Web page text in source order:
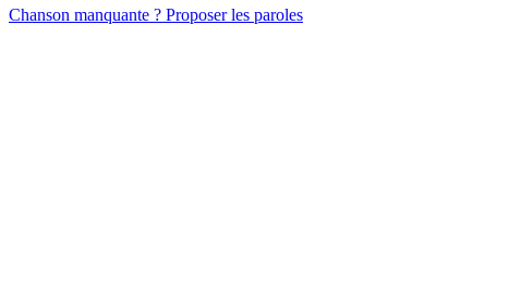
Chanson manquante ? Proposer les paroles